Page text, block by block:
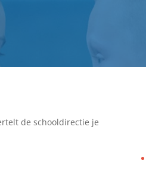
de schooldirectie je